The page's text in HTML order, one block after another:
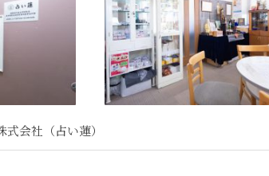
式会社（占い蓮）